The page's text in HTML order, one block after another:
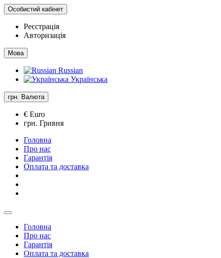
Особистий кабінет
Реєстрація
Авторизація
Мова
Russian
Українська
грн. Валюта
€ Euro
грн. Гривня
Головна
Про нас
Гарантія
Оплата та доставка
Головна
Про нас
Гарантія
Оплата та доставка